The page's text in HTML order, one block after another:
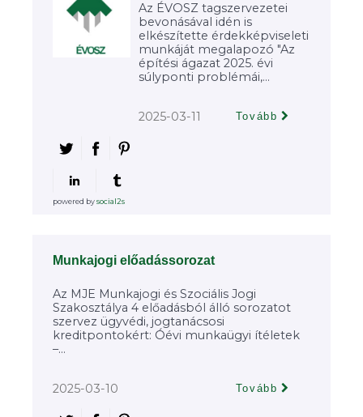
Az ÉVOSZ tagszervezetei
bevonásával idén is
elkészítette érdekképviseleti
munkáját megalapozó "Az
építési ágazat 2025. évi
súlyponti problémái,...
2025-03-11 Tovább
powered bysocial2s
Munkajogi előadássorozat
Az MJE Munkajogi és Szociális Jogi
Szakosztálya 4 előadásból álló sorozatot
szervez ügyvédi, jogtanácsosi
kreditpontokért: Óévi munkaügyi ítéletek
–...
2025-03-10 Tovább